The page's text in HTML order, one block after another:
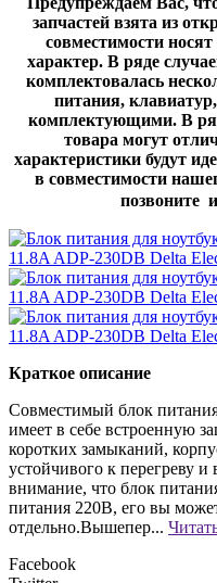
запчастей взята из
совместимости
характер. В ряде
комплектовалась
питания,
комплектующими. В
товара могут
характеристики будут
в совместимости
позвоните
Краткое описание
Совместимый блок
имеет в себе встроенную
коротких замыканий,
устойчивого к перегреву
внимание, что блок
питания 220В, его вы
отдельно.Вышепер...
Facebook